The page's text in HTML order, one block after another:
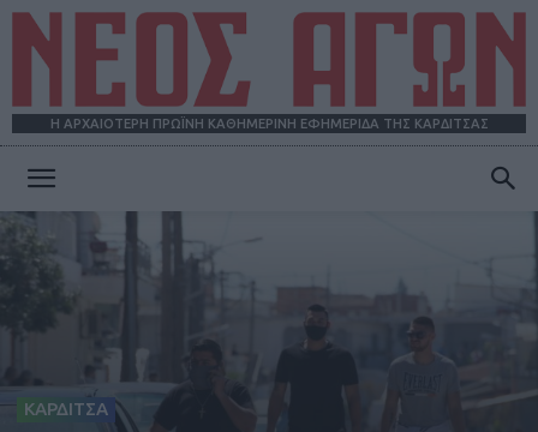
Η ΑΡΧΑΙΟΤΕΡΗ ΠΡΩΪΝΗ ΚΑΘΗΜΕΡΙΝΗ ΕΦΗΜΕΡΙΔΑ ΤΗΣ ΚΑΡΔΙΤΣΑΣ
ΚΑΡΔΙΤΣΑ